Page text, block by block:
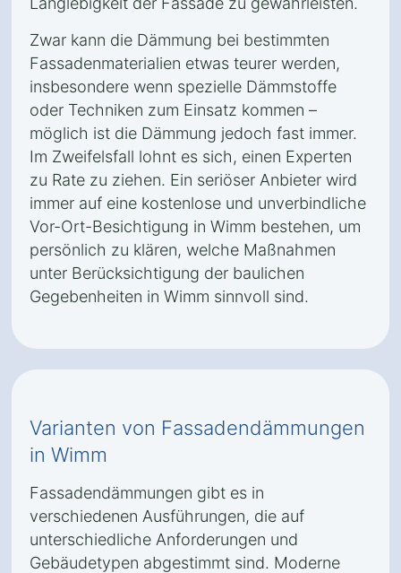
Zwar kann die Dämmung bei bestimmten
Fassadenmaterialien etwas teurer werden,
insbesondere wenn spezielle Dämmstoffe
oder Techniken zum Einsatz kommen –
möglich ist die Dämmung jedoch fast immer.
Im Zweifelsfall lohnt es sich, einen Experten
zu Rate zu ziehen. Ein seriöser Anbieter wird
immer auf eine kostenlose und unverbindliche
Vor-Ort-Besichtigung in Wimm bestehen, um
persönlich zu klären, welche Maßnahmen
unter Berücksichtigung der baulichen
Gegebenheiten in Wimm sinnvoll sind.
Varianten von Fassadendämmungen
in Wimm
Fassadendämmungen gibt es in
verschiedenen Ausführungen, die auf
unterschiedliche Anforderungen und
Gebäudetypen abgestimmt sind. Moderne